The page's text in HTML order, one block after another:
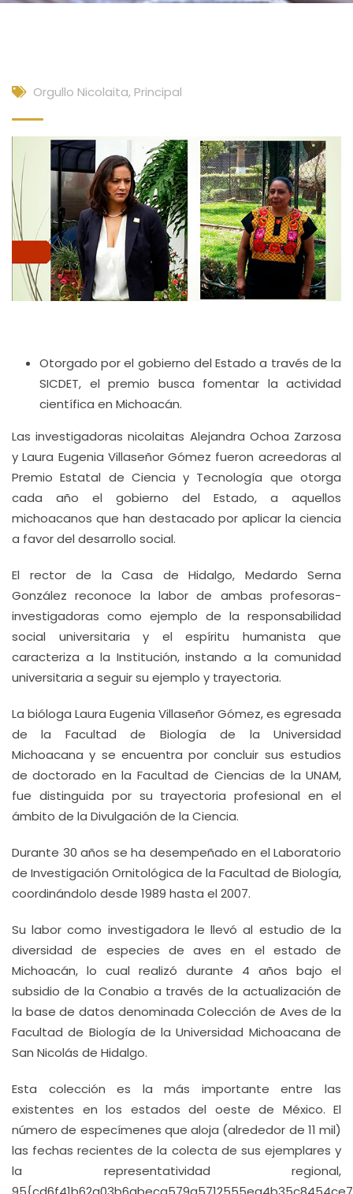
Orgullo Nicolaita, Principal
Otorgado por el gobierno del Estado a través de la
SICDET, el premio busca fomentar la actividad
científica en Michoacán.
Las investigadoras nicolaitas Alejandra Ochoa Zarzosa
y Laura Eugenia Villaseñor Gómez fueron acreedoras al
Premio Estatal de Ciencia y Tecnología que otorga
cada año el gobierno del Estado, a aquellos
michoacanos que han destacado por aplicar la ciencia
a favor del desarrollo social.
El rector de la Casa de Hidalgo, Medardo Serna
González reconoce la labor de ambas profesoras-
investigadoras como ejemplo de la responsabilidad
social universitaria y el espíritu humanista que
caracteriza a la Institución, instando a la comunidad
universitaria a seguir su ejemplo y trayectoria.
La bióloga Laura Eugenia Villaseñor Gómez, es egresada
de la Facultad de Biología de la Universidad
Michoacana y se encuentra por concluir sus estudios
de doctorado en la Facultad de Ciencias de la UNAM,
fue distinguida por su trayectoria profesional en el
ámbito de la Divulgación de la Ciencia.
Durante 30 años se ha desempeñado en el Laboratorio
de Investigación Ornitológica de la Facultad de Biología,
coordinándolo desde 1989 hasta el 2007.
Su labor como investigadora le llevó al estudio de la
diversidad de especies de aves en el estado de
Michoacán, lo cual realizó durante 4 años bajo el
subsidio de la Conabio a través de la actualización de
la base de datos denominada Colección de Aves de la
Facultad de Biología de la Universidad Michoacana de
San Nicolás de Hidalgo.
Esta colección es la más importante entre las
existentes en los estados del oeste de México. El
número de especímenes que aloja (alrededor de 11 mil)
las fechas recientes de la colecta de sus ejemplares y
la representatividad regional,